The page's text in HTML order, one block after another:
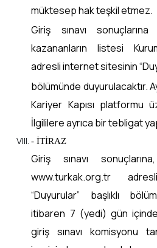
müktesep hak teşkil etmez.
Giriş sınavı
kazananların listesi
adresli internet sitesinin
bölümünde duyurulacaktır.
Kariyer Kapısı platformu
İlgililere ayrıca bir tebligat
- İTİRAZ
Giriş sınavı
www.turkak.org.tr
“Duyurular” başlıklı
itibaren 7 (yedi) gün
giriş sınavı komisyonu